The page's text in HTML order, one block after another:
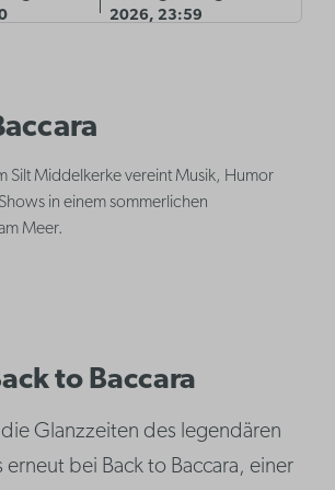
2026, 23:59
Silt Middelkerke vereint Musik, Humor
in einem sommerlichen
Meer.
to Baccara
Glanzzeiten des legendären
erneut bei Back to Baccara, einer